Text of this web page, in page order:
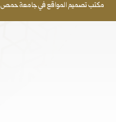
مكتب تصميم المواقع في جامعة حمص 2026